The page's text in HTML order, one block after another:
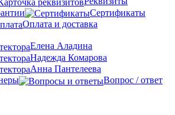
Сертификаты
Оплата и доставка
Елена Аладина
Надежда Комарова
Анна Пантелеева
Вопрос / ответ